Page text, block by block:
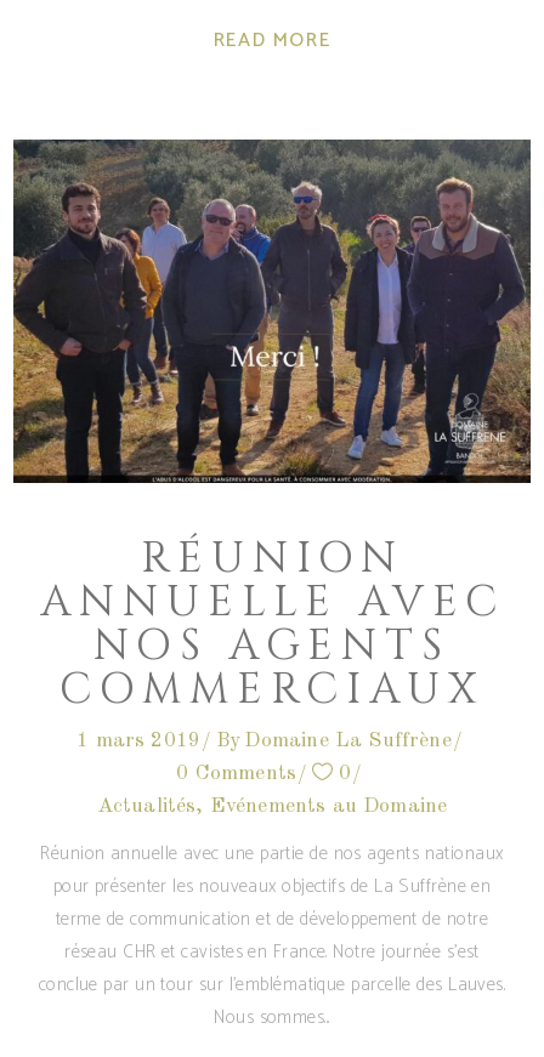
READ MORE
RÉUNION
ANNUELLE AVEC
NOS AGENTS
COMMERCIAUX
1 mars 2019 By Domaine La Suffrène
0 Comments
0
Actualités, Evénements au Domaine
Réunion annuelle avec une partie de nos agents nationaux
pour présenter les nouveaux objectifs de La Suffrène en
terme de communication et de développement de notre
réseau CHR et cavistes en France. Notre journée s'est
conclue par un tour sur l'emblématique parcelle des Lauves.
Nous sommes